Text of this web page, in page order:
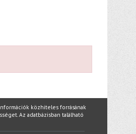
közhiteles forrásának
Az adatbázisban található